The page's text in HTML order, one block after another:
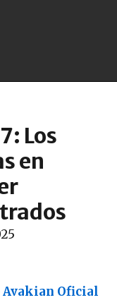
Los
en
Avakian Oficial